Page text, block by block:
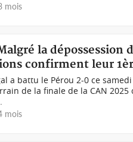
mois
la
confirment leur
a battu le Pérou 2-0 ce
de la finale de la CAN
mois